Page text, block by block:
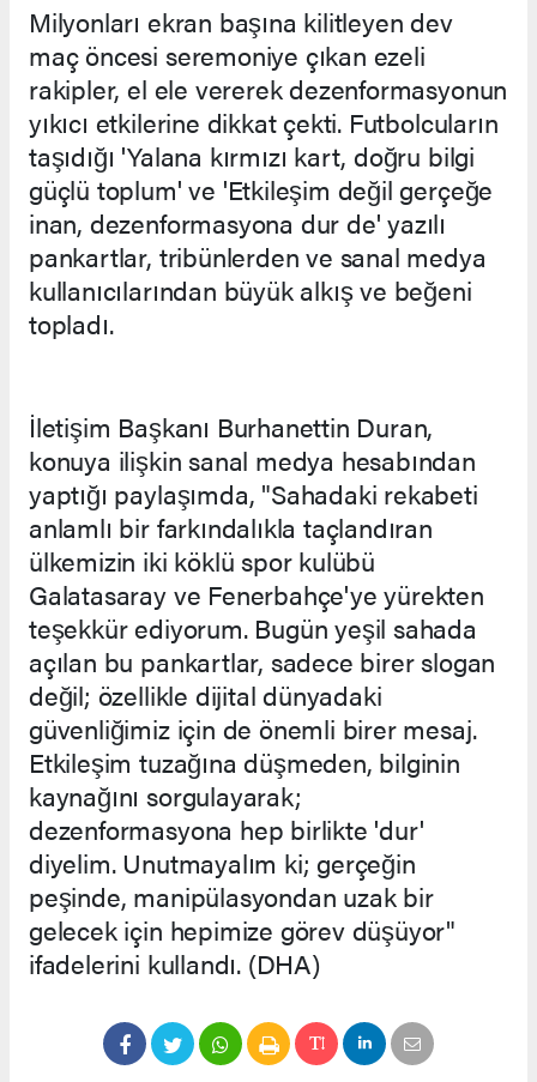
Milyonları ekran başına kilitleyen dev
maç öncesi seremoniye çıkan ezeli
rakipler, el ele vererek dezenformasyonun
yıkıcı etkilerine dikkat çekti. Futbolcuların
taşıdığı 'Yalana kırmızı kart, doğru bilgi
güçlü toplum' ve 'Etkileşim değil gerçeğe
inan, dezenformasyona dur de' yazılı
pankartlar, tribünlerden ve sanal medya
kullanıcılarından büyük alkış ve beğeni
topladı.
İletişim Başkanı Burhanettin Duran,
konuya ilişkin sanal medya hesabından
yaptığı paylaşımda, "Sahadaki rekabeti
anlamlı bir farkındalıkla taçlandıran
ülkemizin iki köklü spor kulübü
Galatasaray ve Fenerbahçe'ye yürekten
teşekkür ediyorum. Bugün yeşil sahada
açılan bu pankartlar, sadece birer slogan
değil; özellikle dijital dünyadaki
güvenliğimiz için de önemli birer mesaj.
Etkileşim tuzağına düşmeden, bilginin
kaynağını sorgulayarak;
dezenformasyona hep birlikte 'dur'
diyelim. Unutmayalım ki; gerçeğin
peşinde, manipülasyondan uzak bir
gelecek için hepimize görev düşüyor"
ifadelerini kullandı. (DHA)